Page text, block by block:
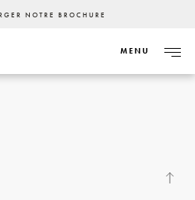
NOTRE BROCHURE
MENU